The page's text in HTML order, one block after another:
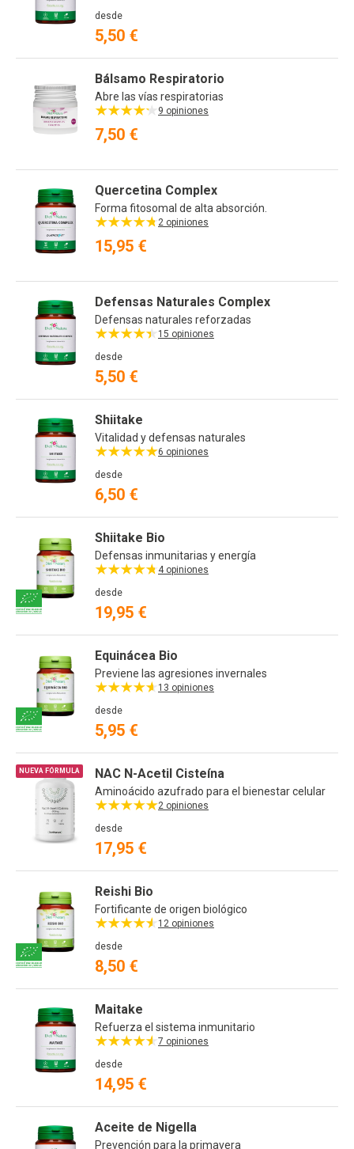
desde
5,50 €
Bálsamo Respiratorio
Abre las vías respiratorias
9 opiniones
7,50 €
Quercetina Complex
Forma fitosomal de alta absorción.
2 opiniones
15,95 €
Defensas Naturales Complex
Defensas naturales reforzadas
15 opiniones
desde
5,50 €
Shiitake
Vitalidad y defensas naturales
6 opiniones
desde
6,50 €
Shiitake Bio
Defensas inmunitarias y energía
4 opiniones
desde
19,95 €
Equinácea Bio
Previene las agresiones invernales
13 opiniones
desde
5,95 €
NUEVA FÓRMULA NAC N-Acetil Cisteína
Aminoácido azufrado para el bienestar celular
2 opiniones
desde
17,95 €
Reishi Bio
Fortificante de origen biológico
12 opiniones
desde
8,50 €
Maitake
Refuerza el sistema inmunitario
7 opiniones
desde
14,95 €
Aceite de Nigella
Prevención para la primavera